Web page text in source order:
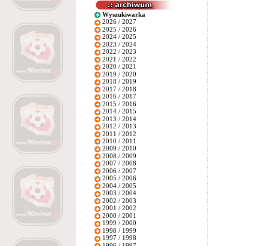
Wyszukiwarka
2026 / 2027
2025 / 2026
2024 / 2025
2023 / 2024
2022 / 2023
2021 / 2022
2020 / 2021
2019 / 2020
2018 / 2019
2017 / 2018
2016 / 2017
2015 / 2016
2014 / 2015
2013 / 2014
2012 / 2013
2011 / 2012
2010 / 2011
2009 / 2010
2008 / 2009
2007 / 2008
2006 / 2007
2005 / 2006
2004 / 2005
2003 / 2004
2002 / 2003
2001 / 2002
2000 / 2001
1999 / 2000
1998 / 1999
1997 / 1998